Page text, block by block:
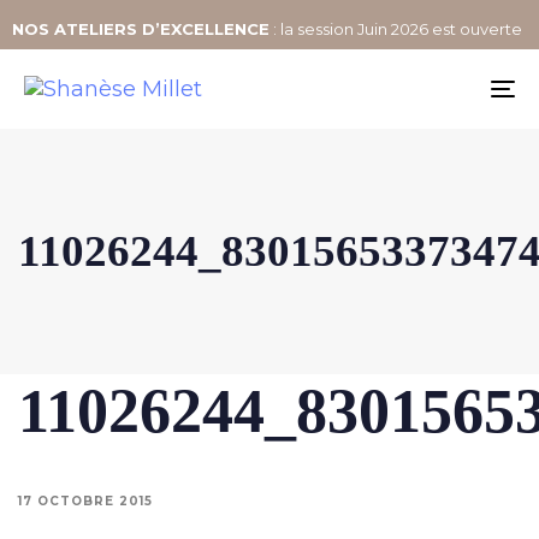
NOS ATELIERS D’EXCELLENCE : la session Juin 2026 est ouverte
17 OCTOBRE 2015